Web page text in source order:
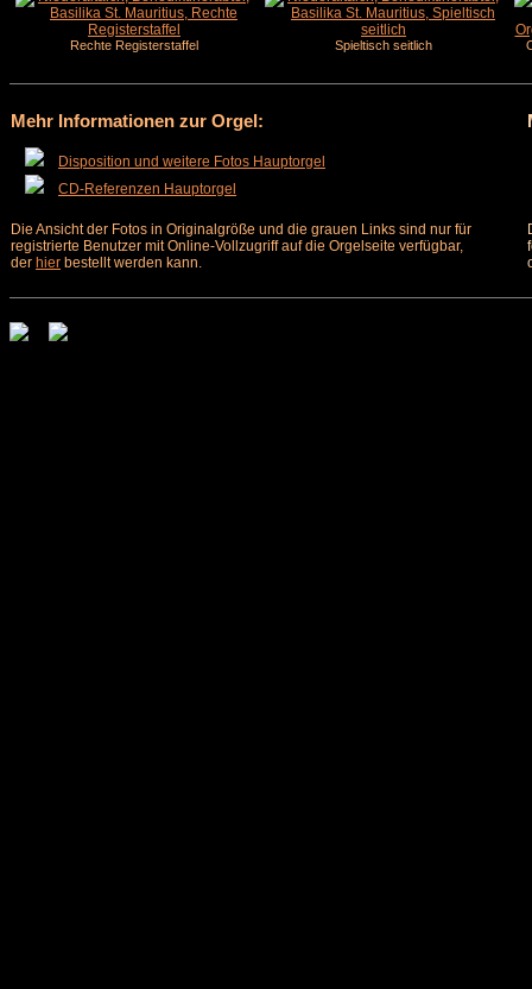
Rechte Registerstaffel Spieltisch seitlich
Mehr Informationen zur Orgel:
Disposition und weitere Fotos Hauptorgel
CD-Referenzen Hauptorgel
Die Ansicht der Fotos in Originalgröße und die grauen Links sind nur für
registrierte Benutzer mit Online-Vollzugriff auf die Orgelseite verfügbar,
der hier bestellt werden kann.